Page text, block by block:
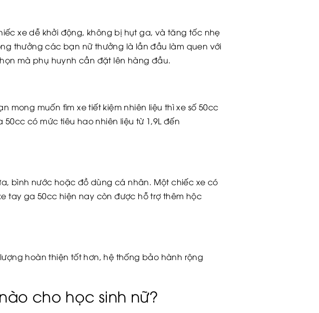
xe dễ khởi động, không bị hụt ga, và tăng tốc nhẹ
thưởng các bạn nữ thưởng là lần đầu làm quen với
mà phụ huynh cần đặt lên hàng đầu.
mong muốn tìm xe tiết kiệm nhiên liệu thì xe số 50cc
có mức tiêu hao nhiên liệu từ 1,9L đến
bình nước hoặc đồ dùng cá nhân. Một chiếc xe có
tay ga 50cc hiện nay còn được hỗ trợ thêm hộc
hoàn thiện tốt hơn, hệ thống bảo hành rộng
cho học sinh nữ?